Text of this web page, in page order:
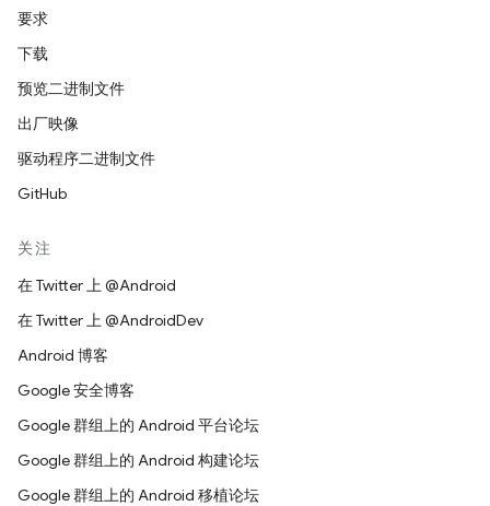
要求
下载
预览二进制文件
出厂映像
驱动程序二进制文件
GitHub
关注
在 Twitter 上 @Android
在 Twitter 上 @AndroidDev
Android 博客
Google 安全博客
Google 群组上的 Android 平台论坛
Google 群组上的 Android 构建论坛
Google 群组上的 Android 移植论坛